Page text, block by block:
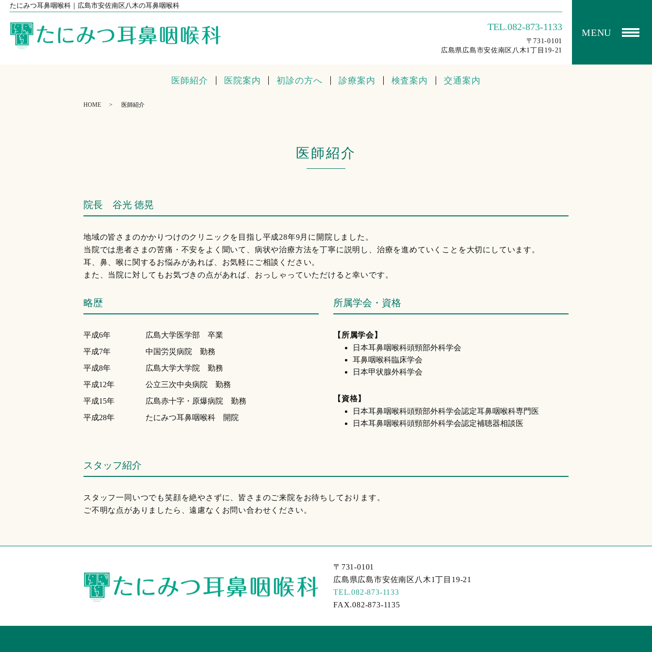
たにみつ耳鼻咽喉科｜広島市安佐南区八木の耳鼻咽喉科
TEL.082-873-1133
〒731-0101
広島県広島市安佐南区八木1丁目19-21
MENU
医師紹介 医院案内 初診の方へ 診療案内 検査案内 交通案内
HOME 医師紹介
医師紹介
院長 谷光 徳晃
地域の皆さまのかかりつけのクリニックを目指し平成28年9月に開院しました。
当院では患者さまの苦痛・不安をよく聞いて、病状や治療方法を丁寧に説明し、治療を進めていくことを大切にしています。
耳、鼻、喉に関するお悩みがあれば、お気軽にご相談ください。
また、当院に対してもお気づきの点があれば、おっしゃっていただけると幸いです。
略歴
平成6年
広島大学医学部 卒業
平成7年
中国労災病院 勤務
平成8年
広島大学大学院 勤務
平成12年
公立三次中央病院 勤務
平成15年
広島赤十字・原爆病院 勤務
平成28年
たにみつ耳鼻咽喉科 開院
所属学会・資格
【所属学会】
日本耳鼻咽喉科頭頸部外科学会
耳鼻咽喉科臨床学会
日本甲状腺外科学会
【資格】
日本耳鼻咽喉科頭頸部外科学会認定耳鼻咽喉科専門医
日本耳鼻咽喉科頭頸部外科学会認定補聴器相談医
スタッフ紹介
スタッフ一同いつでも笑顔を絶やさずに、皆さまのご来院をお待ちしております。
ご不明な点がありましたら、遠慮なくお問い合わせください。
〒731-0101
広島県広島市安佐南区八木1丁目19-21
TEL.082-873-1133
FAX.082-873-1135